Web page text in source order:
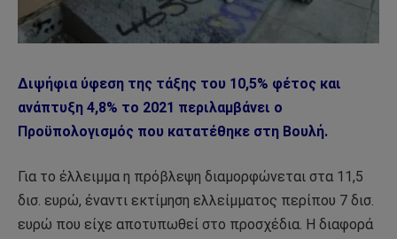
Διψήφια ύφεση της τάξης του 10,5% φέτος και
ανάπτυξη 4,8% το 2021 περιλαμβάνει ο
Προϋπολογισμός που κατατέθηκε στη Βουλή.
Για το έλλειμμα η πρόβλεψη διαμορφώνεται στα 11,5
δισ. ευρώ, έναντι εκτίμηση ελλείμματος περίπου 7 δισ.
ευρώ που είχε αποτυπωθεί στο προσχέδια. Η διαφορά